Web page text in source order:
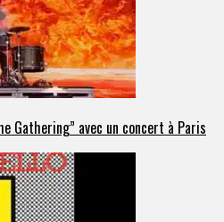
Gathering” avec un concert à Paris